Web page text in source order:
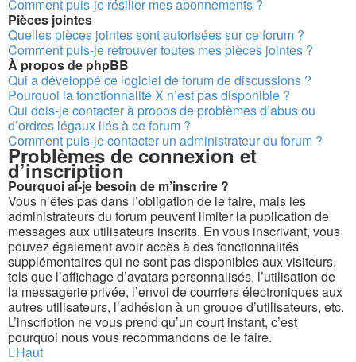
Comment puis-je résilier mes abonnements ?
Pièces jointes
Quelles pièces jointes sont autorisées sur ce forum ?
Comment puis-je retrouver toutes mes pièces jointes ?
À propos de phpBB
Qui a développé ce logiciel de forum de discussions ?
Pourquoi la fonctionnalité X n’est pas disponible ?
Qui dois-je contacter à propos de problèmes d’abus ou
d’ordres légaux liés à ce forum ?
Comment puis-je contacter un administrateur du forum ?
Problèmes de connexion et
d’inscription
Pourquoi ai-je besoin de m’inscrire ?
Vous n’êtes pas dans l’obligation de le faire, mais les
administrateurs du forum peuvent limiter la publication de
messages aux utilisateurs inscrits. En vous inscrivant, vous
pouvez également avoir accès à des fonctionnalités
supplémentaires qui ne sont pas disponibles aux visiteurs,
tels que l’affichage d’avatars personnalisés, l’utilisation de
la messagerie privée, l’envoi de courriers électroniques aux
autres utilisateurs, l’adhésion à un groupe d’utilisateurs, etc.
L’inscription ne vous prend qu’un court instant, c’est
pourquoi nous vous recommandons de le faire.
Haut